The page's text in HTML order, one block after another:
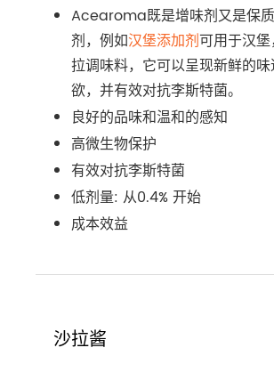
Acearoma既是增味剂又是保
剂，例如汉堡添加剂可用于汉
拉调味料，它可以呈现新鲜的
欲，并有效对抗李斯特菌。
良好的品味和温和的感知
高微生物保护
有效对抗李斯特菌
低剂量: 从0.4% 开始
成本效益
沙拉酱